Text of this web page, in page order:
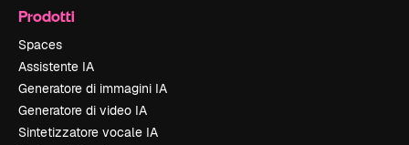
Prodotti
Spaces
Assistente IA
Generatore di immagini IA
Generatore di video IA
Sintetizzatore vocale IA